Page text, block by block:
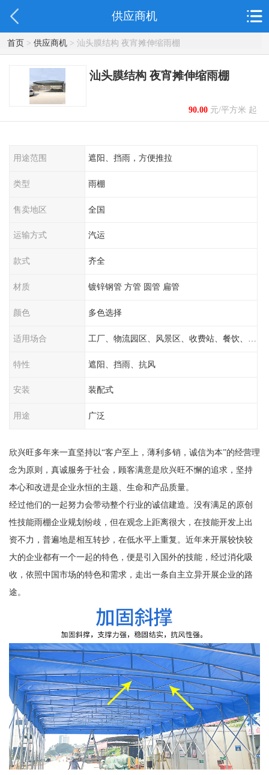
供应商机
首页> 供应商机> 汕头膜结构 夜宵摊伸缩雨棚
汕头膜结构 夜宵摊伸缩雨棚
90.00元/平方米 起
用途范围 遮阳、挡雨，方便推拉
类型 雨棚
售卖地区 全国
运输方式 汽运
款式 齐全
材质 镀锌钢管 方管 圆管 扁管
颜色 多色选择
适用场合
特性 遮阳、挡雨、抗风
安装 装配式
用途 广泛
欣兴旺多年来一直坚持以“客户至上，薄利多销，诚信为本”的经营理
念为原则，真诚服务于社会，顾客满意是欣兴旺不懈的追求，坚持
本心和改进是企业永恒的主题、生命和产品质量。
经过他们的一起努力会带动整个行业的诚信建造。没有满足的原创
性技能雨棚企业规划纷歧，但在观念上距离很大，在技能开发上出
资不力，普遍地是相互转抄，在低水平上重复。近年来开展较快较
大的企业都有一个一起的特色，便是引入国外的技能，经过消化吸
收，依照中国市场的特色和需求，走出一条自主立异开展企业的路
途。